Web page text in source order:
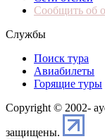
Сообщить об
Службы
Поиск тура
Авиабилеты
Горящие туры
Copyright © 2002-
защищены.